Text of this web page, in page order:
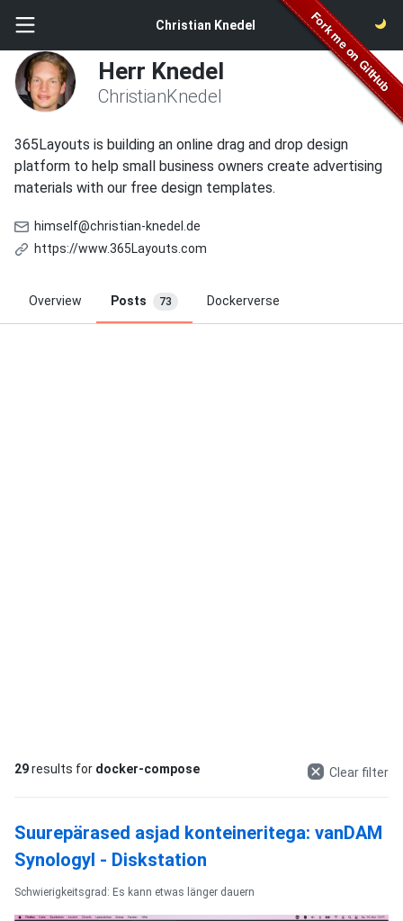
Christian Knedel
Herr Knedel
ChristianKnedel
365Layouts is building an online drag and drop design
platform to help small business owners create advertising
materials with our free design templates.
himself@christian-knedel.de
https://www.365Layouts.com
Overview Posts 73 Dockerverse
29results for docker-compose Clear filter
Suurepärased asjad konteineritega: vanDAM
Synologyl - Diskstation
Schwierigkeitsgrad: Es kann etwas länger dauern